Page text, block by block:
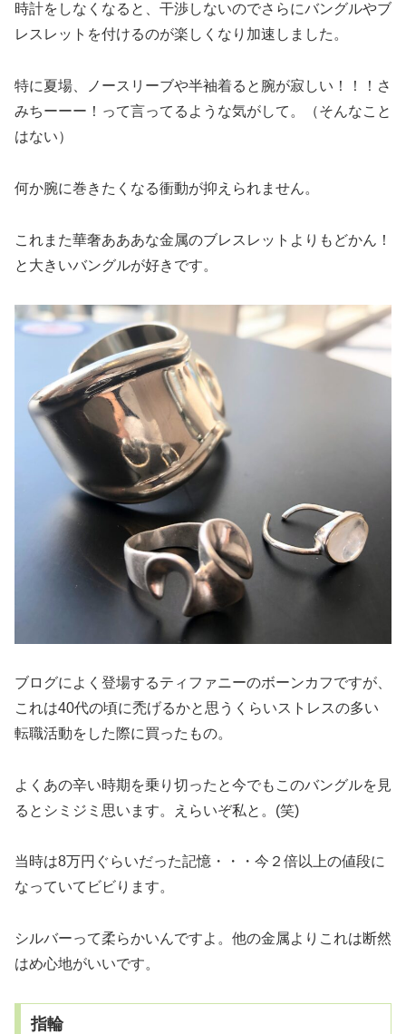
時計をしなくなると、干渉しないのでさらにバングルやブ
レスレットを付けるのが楽しくなり加速しました。
特に夏場、ノースリーブや半袖着ると腕が寂しい！！！さ
みちーーー！って言ってるような気がして。（そんなこと
はない）
何か腕に巻きたくなる衝動が抑えられません。
これまた華奢あああな金属のブレスレットよりもどかん！
と大きいバングルが好きです。
ブログによく登場するティファニーのボーンカフですが、
これは40代の頃に禿げるかと思うくらいストレスの多い
転職活動をした際に買ったもの。
よくあの辛い時期を乗り切ったと今でもこのバングルを見
るとシミジミ思います。えらいぞ私と。(笑)
当時は8万円ぐらいだった記憶・・・今２倍以上の値段に
なっていてビビります。
シルバーって柔らかいんですよ。他の金属よりこれは断然
はめ心地がいいです。
指輪